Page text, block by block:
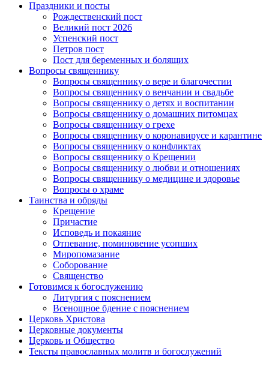
Праздники и посты
Рождественский пост
Великий пост 2026
Успенский пост
Петров пост
Пост для беременных и болящих
Вопросы священнику
Вопросы священнику о вере и благочестии
Вопросы священнику о венчании и свадьбе
Вопросы священнику о детях и воспитании
Вопросы священнику о домашних питомцах
Вопросы священнику о грехе
Вопросы священнику о коронавирусе и карантине
Вопросы священнику о конфликтах
Вопросы священнику о Крещении
Вопросы священнику о любви и отношениях
Вопросы священнику о медицине и здоровье
Вопросы о храме
Таинства и обряды
Крещение
Причастие
Исповедь и покаяние
Отпевание, поминовение усопших
Миропомазание
Соборование
Священство
Готовимся к богослужению
Литургия с пояснением
Всенощное бдение с пояснением
Церковь Христова
Церковные документы
Церковь и Общество
Тексты православных молитв и богослужений